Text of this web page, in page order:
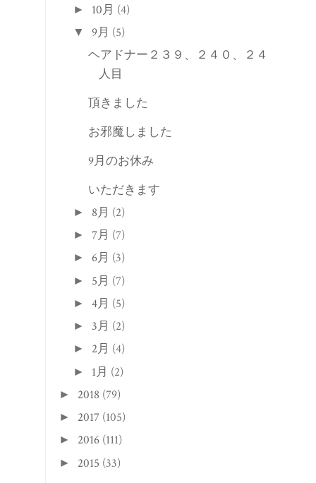
► 10月 (4)
▼ 9月 (5)
ヘアドナー２３９、２４０、２４１
人目
頂きました
お邪魔しました
9月のお休み
いただきます
► 8月 (2)
►7月 (7)
►6月 (3)
► 5月 (7)
►4月 (5)
►3月 (2)
► 2月 (4)
► 1月 (2)
► 2018 (79)
► 2017 (105)
► 2016 (111)
► 2015 (33)